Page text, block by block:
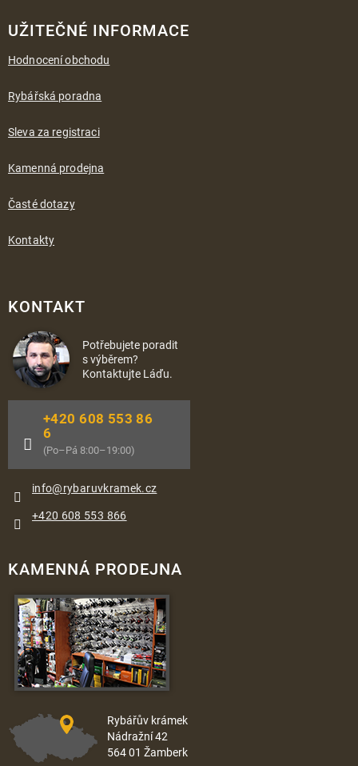
UŽITEČNÉ INFORMACE
Hodnocení obchodu
Rybářská poradna
Sleva za registraci
Kamenná prodejna
Časté dotazy
Kontakty
KONTAKT
Potřebujete poradit
s výběrem?
Kontaktujte Láďu.
info@rybaruvkramek.cz
+420 608 553 86
6
(Po–Pá 8:00–19:00)
+420 608 553 866
KAMENNÁ PRODEJNA
Rybářův krámek
Nádražní 42
564 01 Žamberk